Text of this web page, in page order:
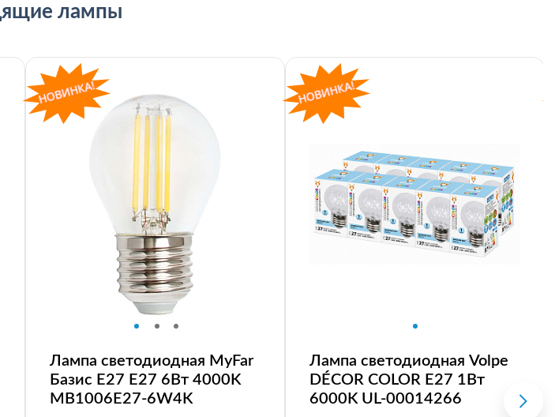
лампы
Лампа светодиодная MyFar
Базис E27 E27 6Вт 4000K
MB1006E27-6W4K
Лампа светодиодная Volpe
DÉCOR COLOR E27 1Вт
6000K UL-00014266